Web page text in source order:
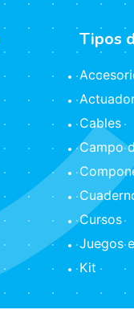
Tipos
Cables
Campo
Cursos
Juegos
Kit